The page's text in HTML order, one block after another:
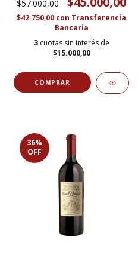
$57.000,00
$42.750,00 con Transferencia
Bancaria
3 cuotas sin interés de
$15.000,00
36%
OFF